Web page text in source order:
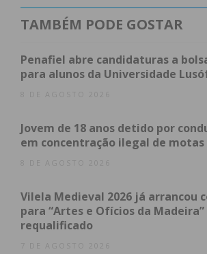
Israel ainda não pontuaram.
O primeiro classificado de cada
offs’.
TAMBÉM PODE GOSTAR
Penafiel abre candidaturas a
para alunos da Universidade
8 DE AGOSTO 2026
Jovem de 18 anos detido por
em concentração ilegal de motas
8 DE AGOSTO 2026
Vilela Medieval 2026 já arrancou
para “Artes e Ofícios da
requalificado
7 DE AGOSTO 2026